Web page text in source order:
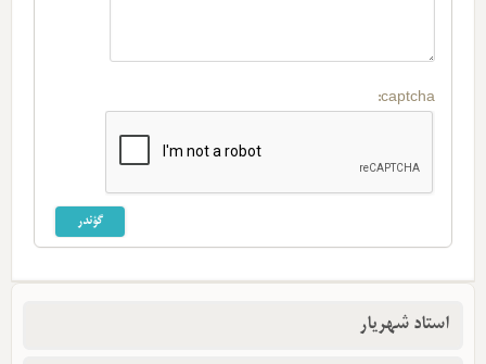
captcha:
استاد شهریار